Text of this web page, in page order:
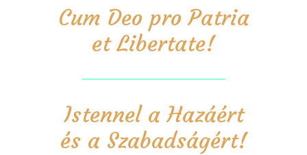
Cum Deo pro Patria
et Libertate!
Istennel a Hazáért
és a Szabadságért!